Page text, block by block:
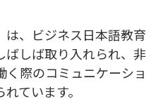
は、ビジネス日本語教育
ばしば取り入れられ、非
く際のコミュニケーショ
ています。